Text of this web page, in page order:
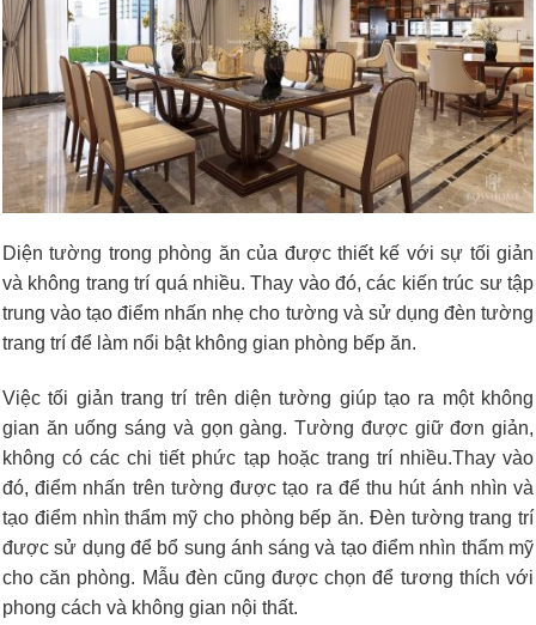
Diện tường trong phòng ăn của được thiết kế với sự tối giản
và không trang trí quá nhiều. Thay vào đó, các kiến trúc sư tập
trung vào tạo điểm nhấn nhẹ cho tường và sử dụng đèn tường
trang trí để làm nổi bật không gian phòng bếp ăn.
Việc tối giản trang trí trên diện tường giúp tạo ra một không
gian ăn uống sáng và gọn gàng. Tường được giữ đơn giản,
không có các chi tiết phức tạp hoặc trang trí nhiều.Thay vào
đó, điểm nhấn trên tường được tạo ra để thu hút ánh nhìn và
tạo điểm nhìn thẩm mỹ cho phòng bếp ăn. Đèn tường trang trí
được sử dụng để bổ sung ánh sáng và tạo điểm nhìn thẩm mỹ
cho căn phòng. Mẫu đèn cũng được chọn để tương thích với
phong cách và không gian nội thất.